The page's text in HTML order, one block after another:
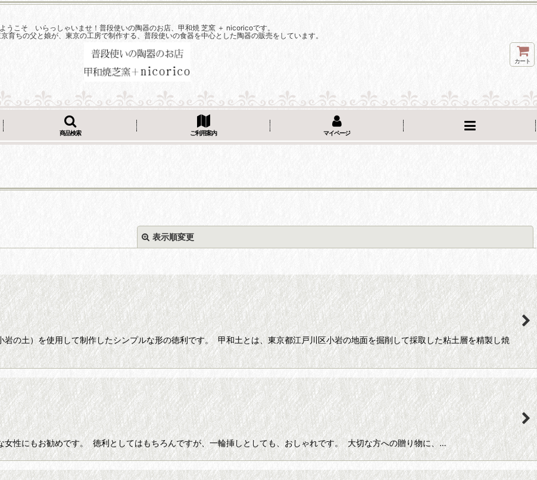
ようこそ いらっしゃいませ！普段使いの陶器のお店、甲和焼 芝窯 ＋ nicoricoです。
育ちの父と娘が、東京の工房で制作する、普段使いの食器を中心とした陶器の販売をしています。
カート
商品検索 ご利用案内 マイページ
表示順変更
絞り込む
の土）を使用して制作したシンプルな形の徳利です。 甲和土とは、東京都江戸川区小岩の地面を掘削して採取した粘土層を精製し焼
女性にもお勧めです。 徳利としてはもちろんですが、一輪挿しとしても、おしゃれです。 大切な方への贈り物に、…